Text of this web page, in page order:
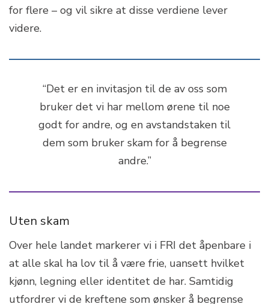
for flere – og vil sikre at disse verdiene lever
videre.
“Det er en invitasjon til de av oss som
bruker det vi har mellom ørene til noe
godt for andre, og en avstandstaken til
dem som bruker skam for å begrense
andre.”
Uten skam
Over hele landet markerer vi i FRI det åpenbare i
at alle skal ha lov til å være frie, uansett hvilket
kjønn, legning eller identitet de har. Samtidig
utfordrer vi de kreftene som ønsker å begrense